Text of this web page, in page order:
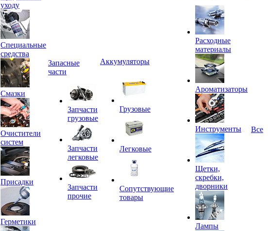
уходу
Специальные
средства
Смазки
Очистители
систем
Присадки
Герметики
Запасные
части
Запчасти
грузовые
Запчасти
легковые
Запчасти
прочие
Аккумуляторы
Грузовые
Легковые
Сопутствующие
товары
Расходные
материалы
Ароматизаторы
Инструменты
Щетки,
скребки,
дворники
Лампы
Все